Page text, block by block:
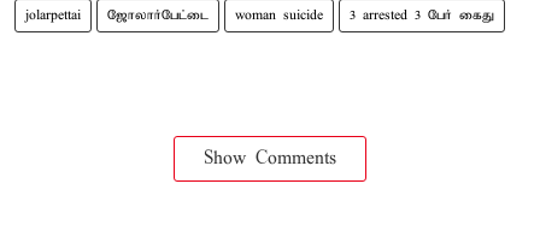
jolarpettai ஜோலார்பேட்டை woman suicide 3 arrested 3 பேர் கைது
Show Comments